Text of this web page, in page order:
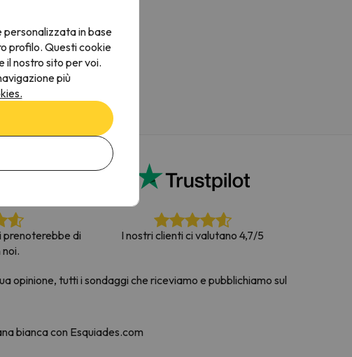
prenoterebbe di
I nostri clienti ci valutano 4,7/5
opinione, tutti i sondaggi che riceviamo e pubblichiamo sul
bianca con Esquiades.com
personalizzata in base
profilo. Questi cookie
il nostro sito per voi.
più